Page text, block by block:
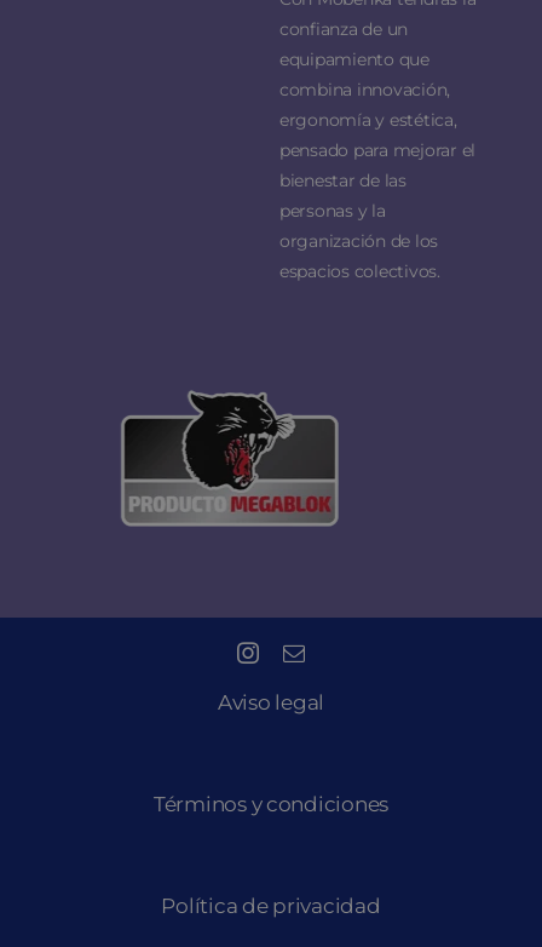
confianza de un
equipamiento que
combina innovación,
ergonomía y estética,
pensado para mejorar el
bienestar de las
personas y la
organización de los
espacios colectivos.
Aviso legal
Términos y condiciones
Política de privacidad